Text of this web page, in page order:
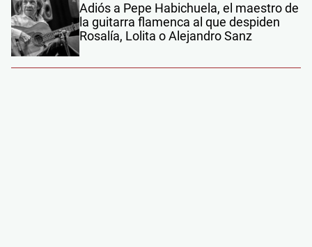
Adiós a Pepe Habichuela, el maestro de
la guitarra flamenca al que despiden
Rosalía, Lolita o Alejandro Sanz